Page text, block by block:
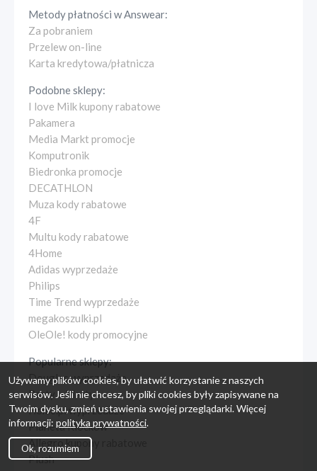
Metody płatności wAnswear:
Za pobraniem
Przelew on-line
Karta kredytowa/płatnicza
Podobne sklepy:
I love Milk kupony rabatowe
Pakamera
Media Markt promocje
Komputronik
Biedronka promocje
DECATHLON
Muza kody rabatowe
4F
Multu kody rabatowe
4Home
Adidas wyprzedaże
Philips
Time Trend wyprzedaże
megakoszulki.pl
OleOle! kody promocyjne
Popularne sklepy:
Douglas wyprzedaże
Party u Marty
Home.pl wyprzedaże
Planeta Klocków
Allegro kupony rabatowe
Plush
Używamy plików cookies, by ułatwić korzystanie z naszych
serwisów. Jeśli nie chcesz, by pliki cookies były zapisywane na
Twoim dysku, zmień ustawienia swojej przeglądarki. Więcej
informacji: polityka prywatności.
Ok, rozumiem